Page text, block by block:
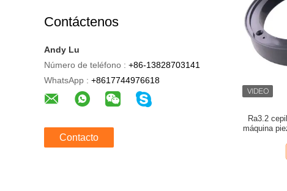
Contáctenos
Andy Lu
Número de teléfono : +86-13828703141
WhatsApp : +8617744976618
Contacto
Ra3.2
máquina